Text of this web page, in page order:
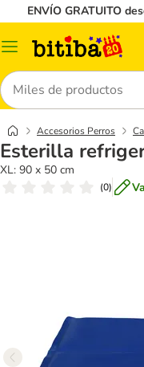
ENVÍO GRATUITO
Menú
Buscar
Accesorios Perros
Esterilla
XL: 90 x 50 cm
(0)